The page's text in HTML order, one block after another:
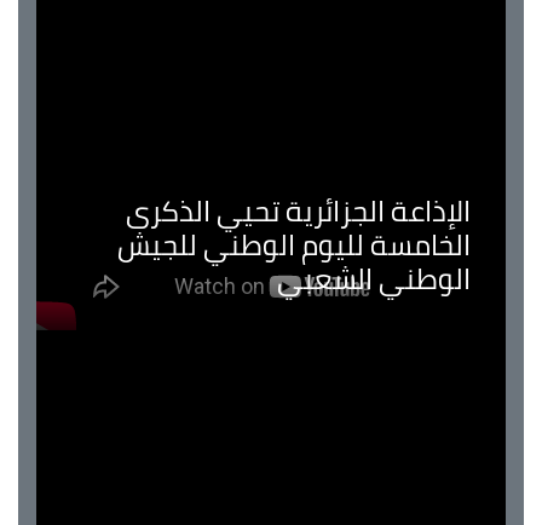
الإذاعة الجزائرية تحيي الذكرى
الخامسة لليوم الوطني للجيش
الوطني الشعبي